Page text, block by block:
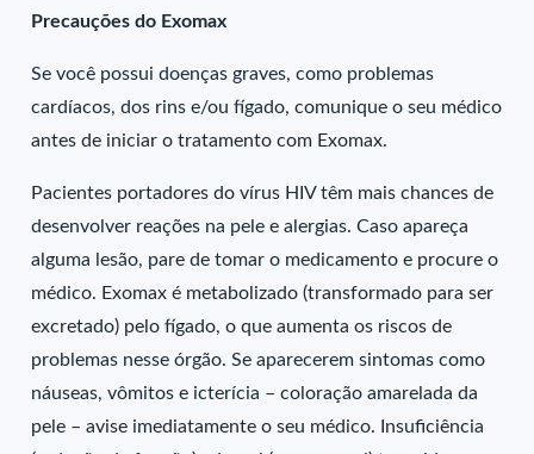
Precauções do Exomax
Se você possui doenças graves, como problemas
cardíacos, dos rins e/ou fígado, comunique o seu médico
antes de iniciar o tratamento com Exomax.
Pacientes portadores do vírus HIV têm mais chances de
desenvolver reações na pele e alergias. Caso apareça
alguma lesão, pare de tomar o medicamento e procure o
médico. Exomax é metabolizado (transformado para ser
excretado) pelo fígado, o que aumenta os riscos de
problemas nesse órgão. Se aparecerem sintomas como
náuseas, vômitos e icterícia – coloração amarelada da
pele – avise imediatamente o seu médico. Insuficiência